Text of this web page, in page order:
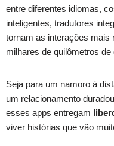
entre diferentes idiomas,
inteligentes, tradutores
tornam as interações mais
milhares de quilômetros de
Seja para um namoro à
um relacionamento
esses apps entregam
viver histórias que vão